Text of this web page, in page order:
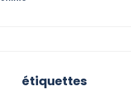
étiquettes